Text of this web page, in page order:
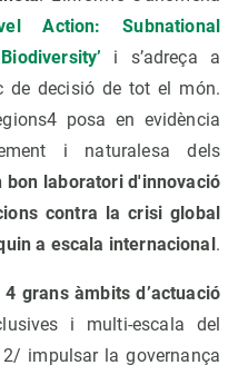
Action: Subnational
’ i s’adreça a
de decisió de tot el món.
posa en evidència
i naturalesa dels
bon laboratori d'innovació
contra la crisi global
a escala internacional .
4 grans àmbits d’actuació
i multi-escala del
impulsar la governança